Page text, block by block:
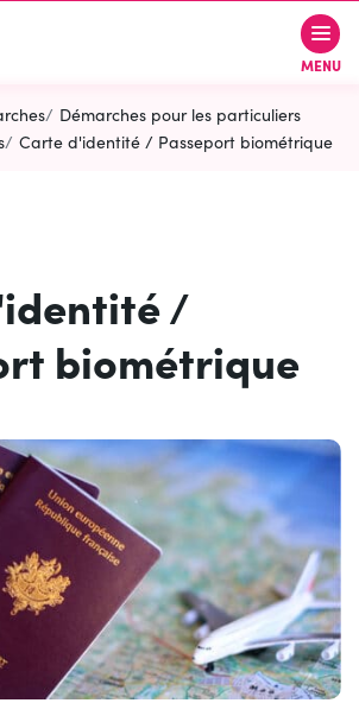
MENU
nous Accessibilité
PARTICIPEZ
(OUVERTURE DANS UN NOUVEL
Démarches pour les particuliers
Carte d'identité / Passeport biométrique
/
biométrique